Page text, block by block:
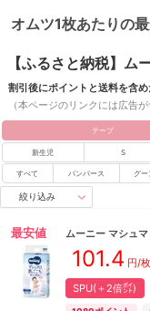
オムツ1枚あたりの
【ふるさと納税】ム
割引後にポイントと送料を含
（本ページのリンクには広告が
テープ
新生児 S
すべて パンパース グー
絞り込み
最安値 ムーニー マシュ
101.4 円/枚
SPU(＋2倍㌽)